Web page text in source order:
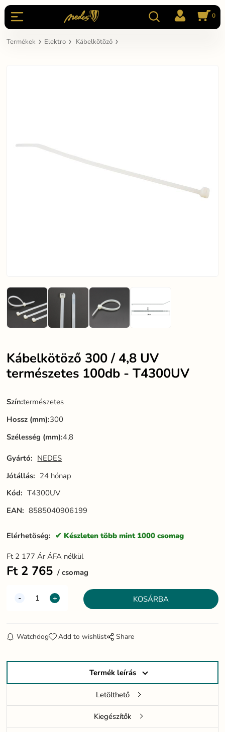
0
Termékek Elektro Kábelkötöző
Kábelkötöző 300 / 4,8 UV
természetes 100db - T4300UV
Szín:természetes
Hossz (mm):300
Szélesség (mm):4,8
Gyártó: NEDES
Jótállás: 24 hónap
Kód: T4300UV
EAN: 8585040906199
Elérhetöség: Készleten több mint 1000 csomag
Ft 2 177 Ár ÁFA nélkül
Ft 2 765 csomag
Watchdog Add to wishlist Share
Termék leírás
Letölthető
Kiegészítők